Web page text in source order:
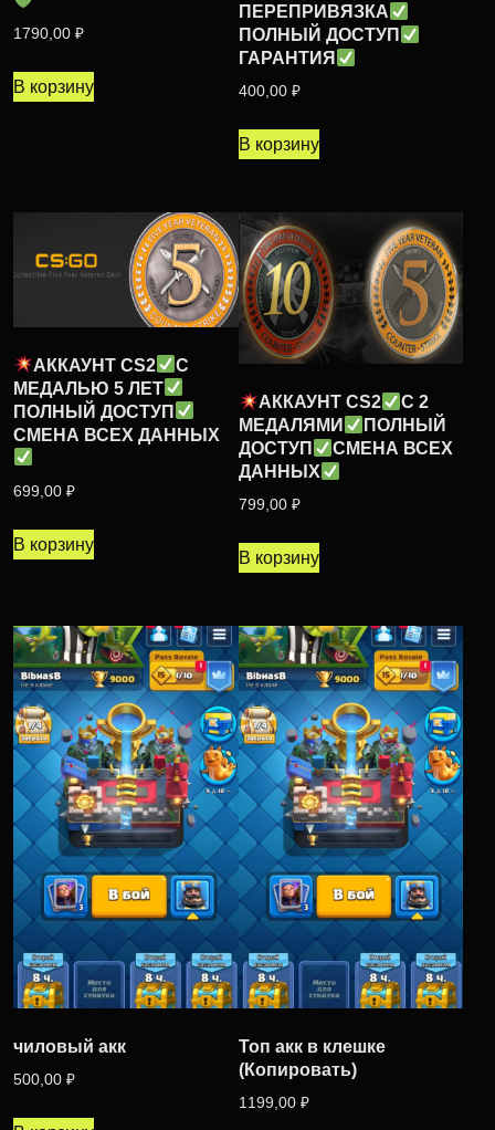
1790,00 ₽
В корзину
ПЕРЕПРИВЯЗКА
ПОЛНЫЙ ДОСТУП
ГАРАНТИЯ
400,00 ₽
В корзину
АККАУНТ CS2
С
МЕДАЛЬЮ 5 ЛЕТ
ПОЛНЫЙ ДОСТУП
СМЕНА ВСЕХ ДАННЫХ
699,00 ₽
В корзину
АККАУНТ CS2
С 2
МЕДАЛЯМИ
ПОЛНЫЙ
ДОСТУП
СМЕНА ВСЕХ
ДАННЫХ
799,00 ₽
В корзину
чиловый акк
500,00 ₽
Топ акк в клешке
(Копировать)
1199,00 ₽